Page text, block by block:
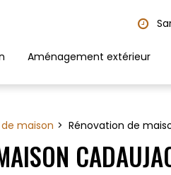
Aménagement extérieur
maison Rénovation de